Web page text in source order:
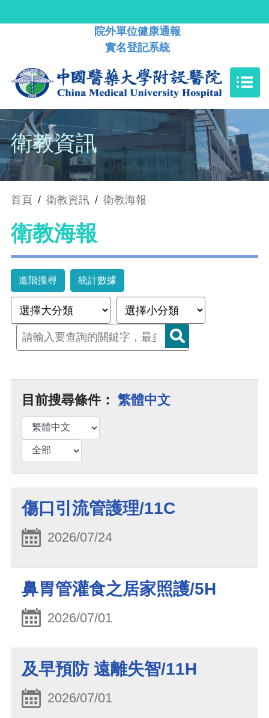
院外單位健康通報
實名登記系統
衛教資訊
首頁 / 衛教資訊 / 衛教海報
衛教海報
進階搜尋 統計數據
目前搜尋條件： 繁體中文
傷口引流管護理/11C
2026/07/24
鼻胃管灌食之居家照護/5H
2026/07/01
及早預防 遠離失智/11H
2026/07/01